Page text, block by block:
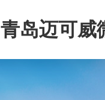
青岛迈可威
公司